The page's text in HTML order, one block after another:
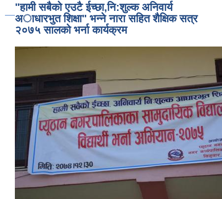
"हामी सबैकाे एउटै ईच्छा,नि:शुल्क अनिवार्य
अाधारभुत शिक्षा" भन्ने नारा सहित शैक्षिक सत्र
२०७५ सालकाे भर्ना कार्यक्रम